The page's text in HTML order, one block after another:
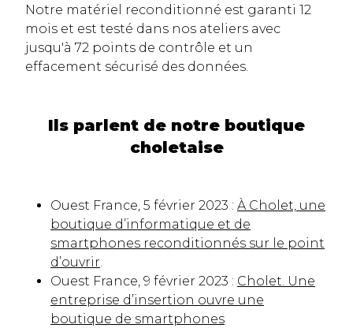
Notre matériel reconditionné est garanti 12
mois et est testé dans nos ateliers avec
jusqu'à 72 points de contrôle et un
effacement sécurisé des données.
Ils parlent de notre boutique
choletaise
Ouest France, 5 février 2023 : À Cholet, une
boutique d’informatique et de
smartphones reconditionnés sur le point
d’ouvrir.
Ouest France, 9 février 2023 : Cholet. Une
entreprise d’insertion ouvre une
boutique de smartphones